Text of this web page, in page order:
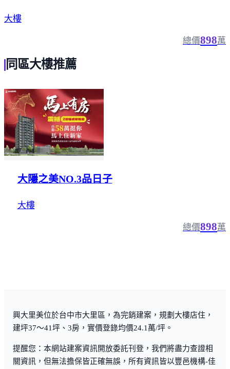
大樓
總價898萬
同區大樓推薦
大隱之美NO.3品日子
大樓
總價898萬
興大里美位於台中市大里區，為完銷建案，規劃大樓店住，
建坪37～41坪、3房，實價登錄均價24.1萬/坪。
提醒您：本網站建案資訊開放委託刊登，我們將盡力查證相
關資訊，但無法擔保皆正確無誤，所有資訊皆以豐邑機構-佳